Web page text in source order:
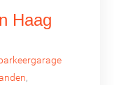
Haag
,